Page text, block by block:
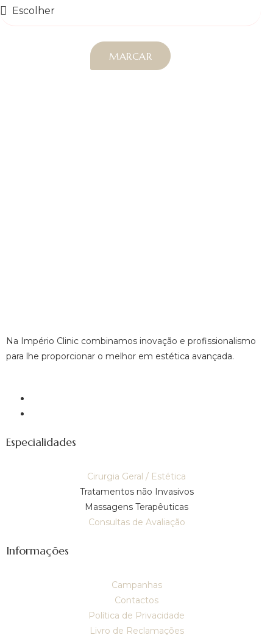
MARCAR
Na Império Clinic combinamos inovação e profissionalismo
para lhe proporcionar o melhor em estética avançada.
Especialidades
Cirurgia Geral / Estética
Tratamentos não Invasivos
Massagens Terapêuticas
Consultas de Avaliação
Informações
Campanhas
Contactos
Política de Privacidade
Livro de Reclamações